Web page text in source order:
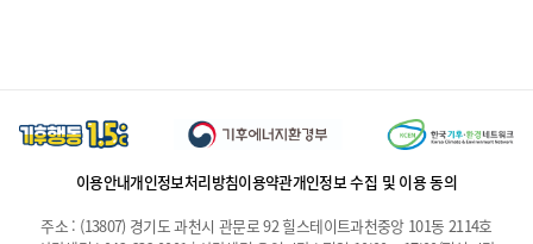
이용안내개인정보처리방침이용약관개인정보 수집 및 이용 동의
주소 : (13807) 경기도 과천시 관문로 92 힐스테이트과천중앙 101동 2114호